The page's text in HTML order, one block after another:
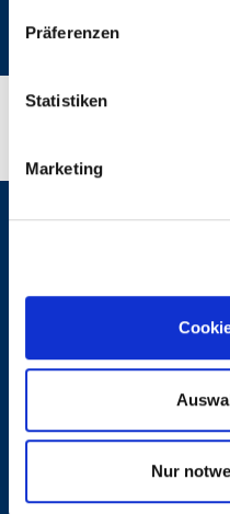
lfservice.de, lmr-
Präferenzen
Statistiken
Marketing
Nur
LUDWIG FREYTAG GmbH & Co.
KONTAKT
IMPRESSUM
COOKIES